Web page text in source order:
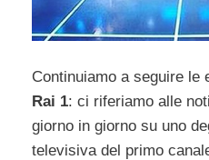
Continuiamo a seguire le
Rai 1: ci riferiamo alle
giorno in giorno su uno
televisiva del primo